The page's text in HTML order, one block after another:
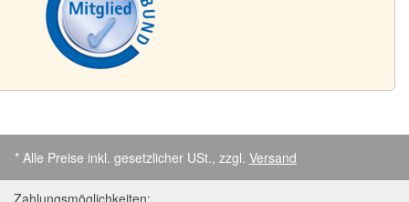
* Alle Preise inkl. gesetzlicher USt., zzgl. Versand